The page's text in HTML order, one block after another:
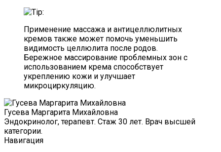
Применение массажа и антицеллюлитных
кремов также может помочь уменьшить
видимость целлюлита после родов.
Бережное массирование проблемных зон с
использованием крема способствует
укреплению кожи и улучшает
микроциркуляцию.
Гусева Маргарита Михайловна
Эндокринолог, терапевт. Стаж 30 лет. Врач высшей
категории.
Навигация